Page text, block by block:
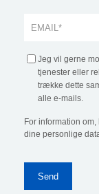
Jeg vil gerne
tjenester eller
trække dette
alle e-mails.
For information
dine personlige